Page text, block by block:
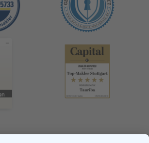
und Erfahrungen zu